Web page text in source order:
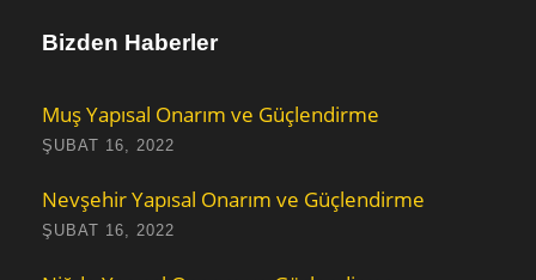
Bizden Haberler
Muş Yapısal Onarım ve Güçlendirme
ŞUBAT 16, 2022
Nevşehir Yapısal Onarım ve Güçlendirme
ŞUBAT 16, 2022